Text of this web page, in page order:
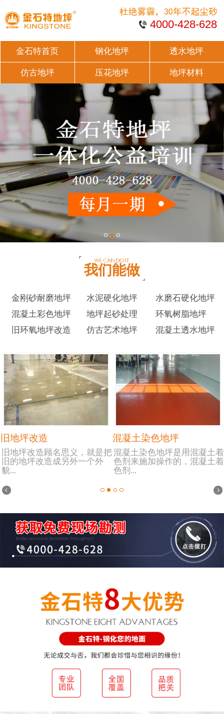
4000-428-628
金石特首页 钢化地坪 透水地坪
仿古地坪 压花地坪 地坪材料
我们能做
金刚砂耐磨地坪 水泥硬化地坪
水磨石硬化地坪
混凝土彩色地坪
地坪起砂处理
环氧树脂地坪
旧环氧地坪改造
仿古艺术地坪 混凝土透水地坪
旧地坪改造
旧地坪改造顾名思义，就是把
旧的地坪改造成另外一个外
貌...
混凝土染色地坪
混凝土染色地坪是用混凝土着
色剂来施加操作的，混凝土着
色剂...